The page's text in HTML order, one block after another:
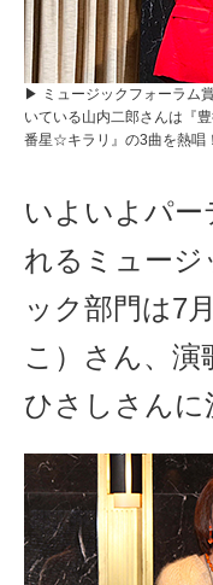
▶ ミュージックフォーラム
いている山内二郎さんは『
番星☆キラリ』の3曲を熱唱！
いよいよパ
れるミュー
ック部門は7
こ）さん、演
ひさしさんに